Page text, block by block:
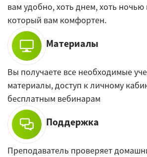
вам удобно, хоть днем, хоть ночью
который вам комфортен.
Материалы
Вы получаете все необходимые
материалы, доступ к личному
бесплатным вебинарам
Поддержка
Преподаватель проверяет